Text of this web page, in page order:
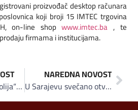
proizvođač desktop računara
koji broji 15 IMTEC trgovina
on-line shopwww.imtec.ba , te
firmama i institucijama.
Novogodišnja “čarolija“ Vispakove Kokošije juhe svaki dan u drugom gradu
NAREDNA NOVOST
U Sarajevu svečano otvorene Hajr česma i nova benzinska pumpa Hifa Oil – Euro Oil